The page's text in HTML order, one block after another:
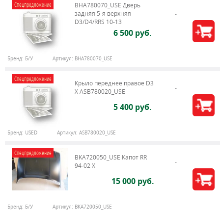
Спецпредложение
BHA780070_USE Дверь
задняя 5-я верхняя
D3/D4/RRS 10-13
6 500 руб.
Бренд: Б/У Артикул: BHA780070_USE
Спецпредложение
Крыло переднее правое D3
X ASB780020_USE
5 400 руб.
Бренд: USED Артикул: ASB780020_USE
Спецпредложение
BKA720050_USE Капот RR
94-02 X
15 000 руб.
Бренд: Б/У Артикул: BKA720050_USE